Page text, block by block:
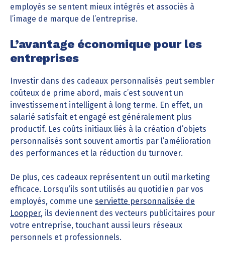
employés se sentent mieux intégrés et associés à
l’image de marque de l’entreprise.
L’avantage économique pour les
entreprises
Investir dans des cadeaux personnalisés peut sembler
coûteux de prime abord, mais c’est souvent un
investissement intelligent à long terme. En effet, un
salarié satisfait et engagé est généralement plus
productif. Les coûts initiaux liés à la création d’objets
personnalisés sont souvent amortis par l’amélioration
des performances et la réduction du turnover.
De plus, ces cadeaux représentent un outil marketing
efficace. Lorsqu’ils sont utilisés au quotidien par vos
employés, comme une serviette personnalisée de
Loopper, ils deviennent des vecteurs publicitaires pour
votre entreprise, touchant aussi leurs réseaux
personnels et professionnels.